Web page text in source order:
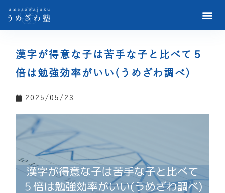
漢字が得意な子は苦手な子と比べて５
倍は勉強効率がいい(うめざわ調べ)
2025/05/23